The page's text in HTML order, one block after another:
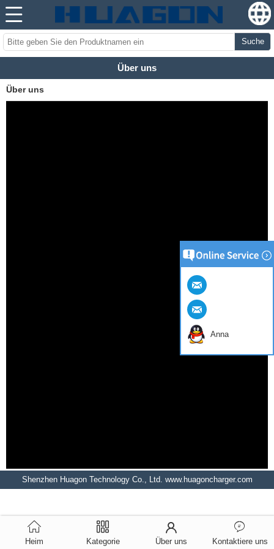
Suche
Über uns
Über uns
Shenzhen Huagon Technology Co., Ltd. www.huagoncharger.com
Heim Kategorie Über uns Kontaktiere uns
Anna